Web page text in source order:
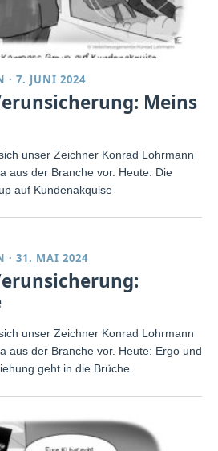
·7. JUNI 2024
Meins
unser Zeichner Konrad Lohrmann
aus der Branche vor. Heute: Die
auf Kundenakquise
·31. MAI 2024
unser Zeichner Konrad Lohrmann
aus der Branche vor. Heute: Ergo und
geht in die Brüche.